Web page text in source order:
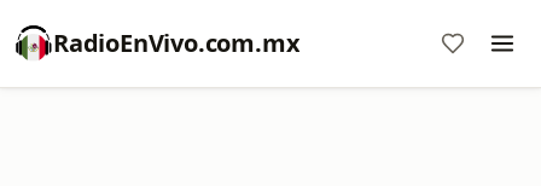
RadioEnVivo.com.mx